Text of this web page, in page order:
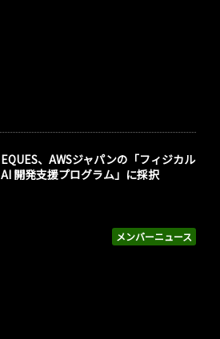
メンバーニュース
EQUES、AWSジャパンの「フィジカル
AI 開発支援プログラム」に採択